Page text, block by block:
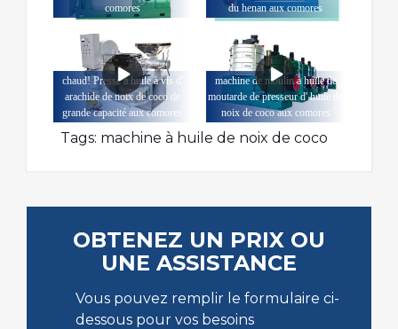
comores
du henan aux comores
chaud! Presse à huile à vis d'
arachide de noix de coco de
grande capacité aux comores
machine de moulin à huile de
moutarde de presseur d' huile de
noix de coco aux comores
Tags: machine à huile de noix de coco
OBTENEZ UN PRIX OU
UNE ASSISTANCE
Vous pouvez remplir le formulaire ci-
dessous pour vos besoins